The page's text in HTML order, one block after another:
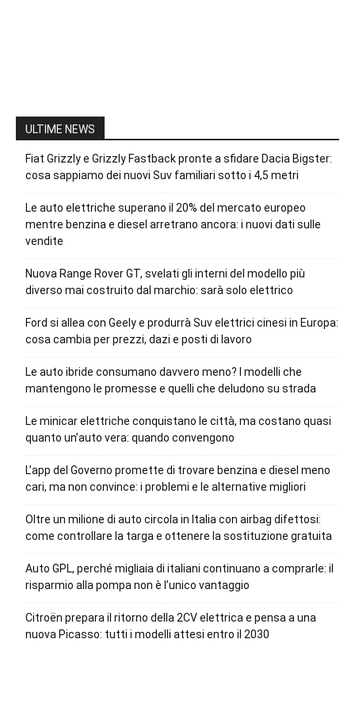
ULTIME NEWS
Fiat Grizzly e Grizzly Fastback pronte a sfidare Dacia Bigster:
cosa sappiamo dei nuovi Suv familiari sotto i 4,5 metri
Le auto elettriche superano il 20% del mercato europeo
mentre benzina e diesel arretrano ancora: i nuovi dati sulle
vendite
Nuova Range Rover GT, svelati gli interni del modello più
diverso mai costruito dal marchio: sarà solo elettrico
Ford si allea con Geely e produrrà Suv elettrici cinesi in Europa:
cosa cambia per prezzi, dazi e posti di lavoro
Le auto ibride consumano davvero meno? I modelli che
mantengono le promesse e quelli che deludono su strada
Le minicar elettriche conquistano le città, ma costano quasi
quanto un’auto vera: quando convengono
L’app del Governo promette di trovare benzina e diesel meno
cari, ma non convince: i problemi e le alternative migliori
Oltre un milione di auto circola in Italia con airbag difettosi:
come controllare la targa e ottenere la sostituzione gratuita
Auto GPL, perché migliaia di italiani continuano a comprarle: il
risparmio alla pompa non è l’unico vantaggio
Citroën prepara il ritorno della 2CV elettrica e pensa a una
nuova Picasso: tutti i modelli attesi entro il 2030